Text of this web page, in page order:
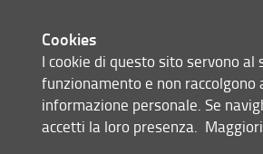
© Copyright 2012-2026 Università
Viale Morgagni,
Cookies
I cookie di questo sito servono al
funzionamento e non raccolgono
informazione personale. Se
accetti la loro presenza.